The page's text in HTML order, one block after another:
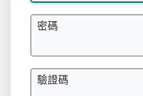
密碼
驗證碼